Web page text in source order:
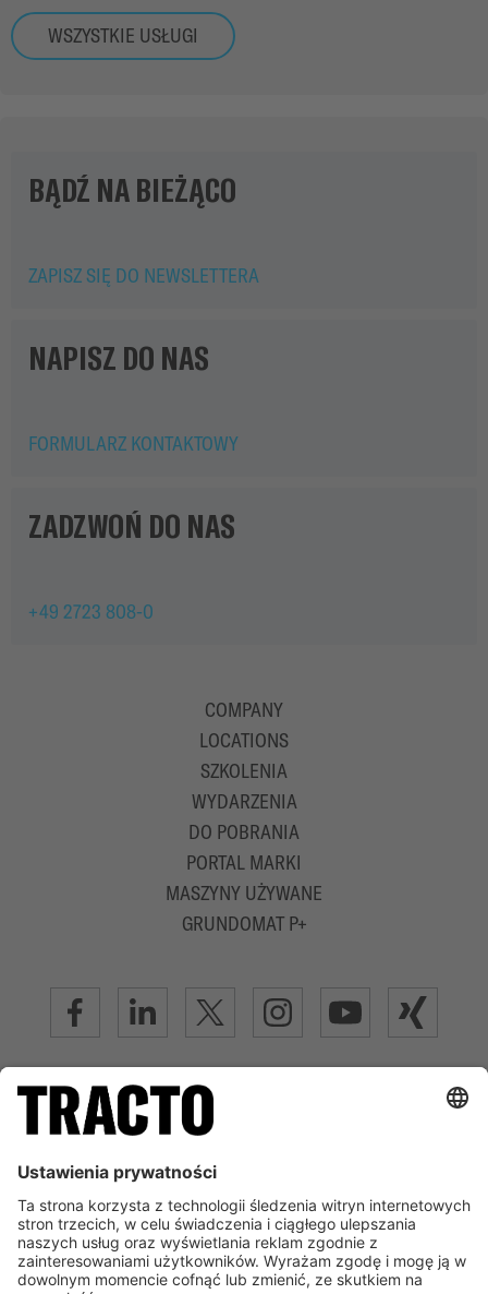
WSZYSTKIE USŁUGI
BĄDŹ NA BIEŻĄCO
ZAPISZ SIĘ DO NEWSLETTERA
NAPISZ DO NAS
FORMULARZ KONTAKTOWY
ZADZWOŃ DO NAS
+49 2723 808-0
COMPANY
LOCATIONS
SZKOLENIA
WYDARZENIA
DO POBRANIA
PORTAL MARKI
MASZYNY UŻYWANE
GRUNDOMAT P+
ZAAWANSOWANA TECHNOLOGIA BEZWYKOPOWA
INFORMACJA PRAWNA